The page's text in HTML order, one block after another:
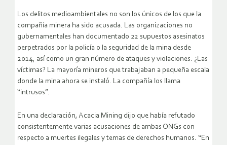
Los delitos medioambientales no son los únicos de los que la
compañía minera ha sido acusada. Las organizaciones no
gubernamentales han documentado 22 supuestos asesinatos
perpetrados por la policía o la seguridad de la mina desde
2014, así como un gran número de ataques y violaciones. ¿Las
víctimas? La mayoría mineros que trabajaban a pequeña escala
donde la mina ahora se instaló. La compañía los llama
“intrusos”.
En una declaración, Acacia Mining dijo que había refutado
consistentemente varias acusaciones de ambas ONGs con
respecto a muertes ilegales y temas de derechos humanos. “En